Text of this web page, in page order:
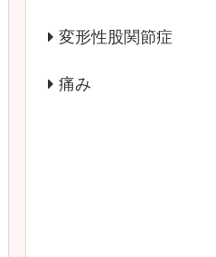
変形性股関節症
痛み